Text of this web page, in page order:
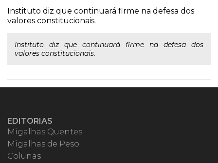
Instituto diz que continuará firme na defesa dos
valores constitucionais.
Instituto diz que continuará firme na defesa dos
valores constitucionais.
EDITORIAS
Migalhas Quentes
Migalhas de Peso
Colunas